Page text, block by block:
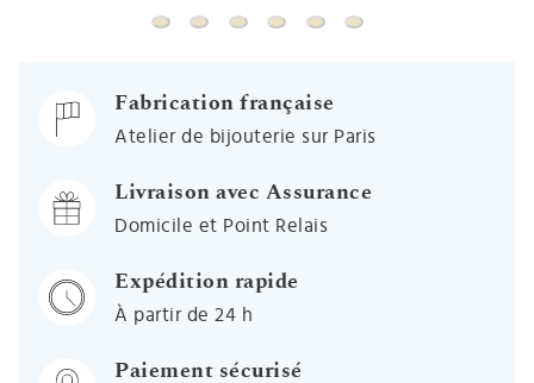
Supplément gravure médaille
Médaille Personnalisée - Or jaune 18ct
Livraison offerte
Gourmette 531.15G-14
Supplément gravure
Gravure gourmette
Fabrication française
Atelier de bijouterie sur Paris
Livraison avec Assurance
Domicile et Point Relais
Expédition rapide
À partir de 24 h
Paiement sécurisé